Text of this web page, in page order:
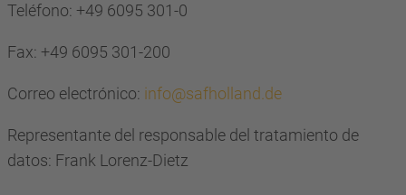
Teléfono: +49 6095 301-0
Fax: +49 6095 301-200
Correo electrónico: info@safholland.de
Representante del responsable del tratamiento de
datos: Frank Lorenz-Dietz